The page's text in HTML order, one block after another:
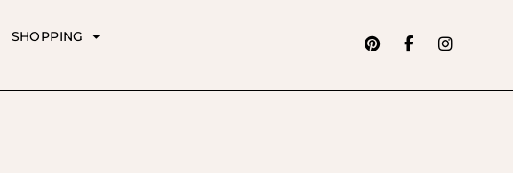
SHOPPING